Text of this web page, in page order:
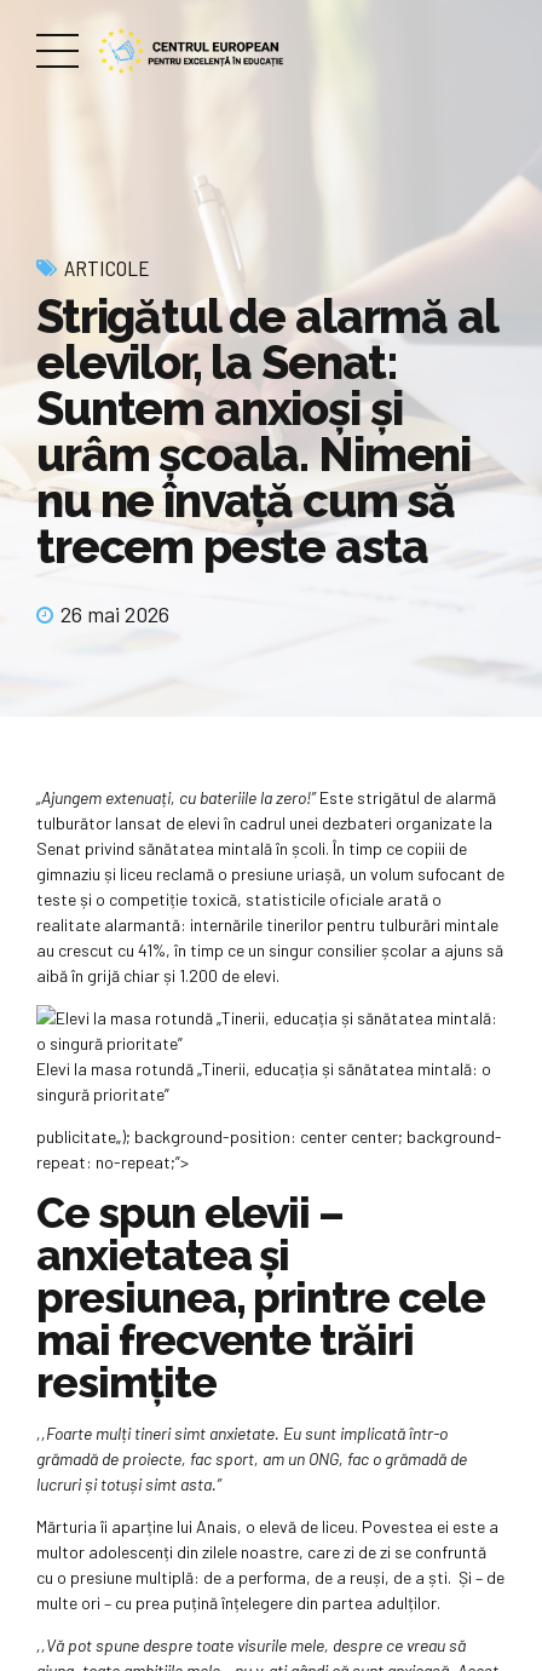
ARTICOLE
Strigătul de alarmă al
elevilor, la Senat:
Suntem anxioși și
urâm școala. Nimeni
nu ne învață cum să
trecem peste asta
26 mai 2026
„Ajungem extenuați, cu bateriile la zero!”Este strigătul de alarmă
tulburător lansat de elevi în cadrul unei dezbateri organizate la
Senat privind sănătatea mintală în școli. În timp ce copiii de
gimnaziu și liceu reclamă o presiune uriașă, un volum sufocant de
teste și o competiție toxică, statisticile oficiale arată o
realitate alarmantă: internările tinerilor pentru tulburări mintale
au crescut cu 41%, în timp ce un singur consilier școlar a ajuns să
aibă în grijă chiar și 1.200 de elevi.
Elevi la masa rotundă „Tinerii, educația și sănătatea mintală: o
singură prioritate”
publicitate„); background-position: center center; background-
repeat: no-repeat;”>
Ce spun elevii –
anxietatea și
presiunea, printre cele
mai frecvente trăiri
resimțite
,,Foarte mulți tineri simt anxietate. Eu sunt implicată într-o
grămadă de proiecte, fac sport, am un ONG, fac o grămadă de
lucruri și totuși simt asta.”
Mărturia îi aparține lui Anais, o elevă de liceu. Povestea ei este a
multor adolescenți din zilele noastre, care zi de zi se confruntă
cu o presiune multiplă: de a performa, de a reuși, de a ști. Și – de
multe ori – cu prea puțină înțelegere din partea adulților.
,,Vă pot spune despre toate visurile mele, despre ce vreau să